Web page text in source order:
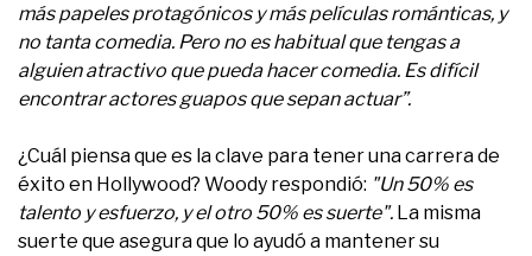
más papeles protagónicos y más películas románticas, y
no tanta comedia. Pero no es habitual que tengas a
alguien atractivo que pueda hacer comedia. Es difícil
encontrar actores guapos que sepan actuar”.
¿Cuál piensa que es la clave para tener una carrera de
éxito en Hollywood? Woody respondió: "Un 50% es
talento y esfuerzo, y el otro 50% es suerte". La misma
suerte que asegura que lo ayudó a mantener su